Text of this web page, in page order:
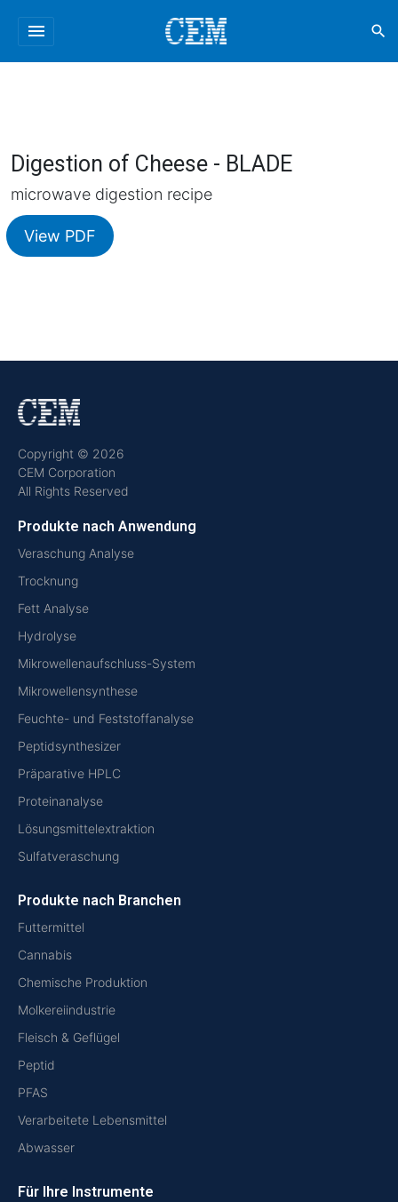
menu search
Digestion of Cheese - BLADE
microwave digestion recipe
View PDF
Copyright © 2026
CEM Corporation
All Rights Reserved
Produkte nach Anwendung
Veraschung Analyse
Trocknung
Fett Analyse
Hydrolyse
Mikrowellenaufschluss-System
Mikrowellensynthese
Feuchte- und Feststoffanalyse
Peptidsynthesizer
Präparative HPLC
Proteinanalyse
Lösungsmittelextraktion
Sulfatveraschung
Produkte nach Branchen
Futtermittel
Cannabis
Chemische Produktion
Molkereiindustrie
Fleisch & Geflügel
Peptid
PFAS
Verarbeitete Lebensmittel
Abwasser
Für Ihre Instrumente